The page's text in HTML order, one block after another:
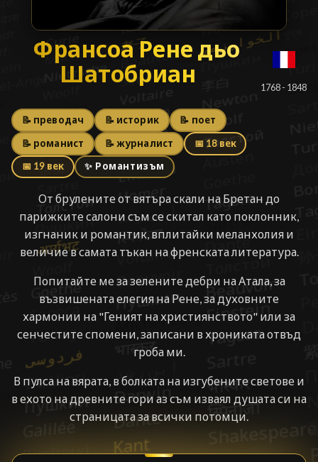
Франсоа Рене дьо
Франсоа Рене дьо
Шатобриан
1768 - 1848
📝 преводач 📝 историк 📝 поет
📝 романист 📝 журналист 📅 18 век
📅 19 век ✨ Романтизъм
От брулените от вятъра скали на Бретан до
парижките салони съм се скитал като поклонник,
изгнаник и романтик, вплитайки меланхолия и
величие в самата тъкан на френската литература.
Попитайте ме за зелените дебри на Атала, за
възвишената елегия на Рене, за духовните
хармонии на "Геният на християнството" или за
сенчестите спомени, записани в хрониката отвъд
гроба ми.
В пулса на вярата, в болката на изгубените светове и
в ехото на древните гори аз съм изваял душата си на
страницата за всички потомци.